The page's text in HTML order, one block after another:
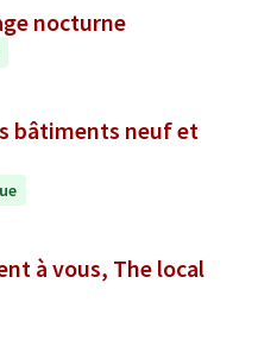
nocturne
bâtiments neuf et
à vous, The local